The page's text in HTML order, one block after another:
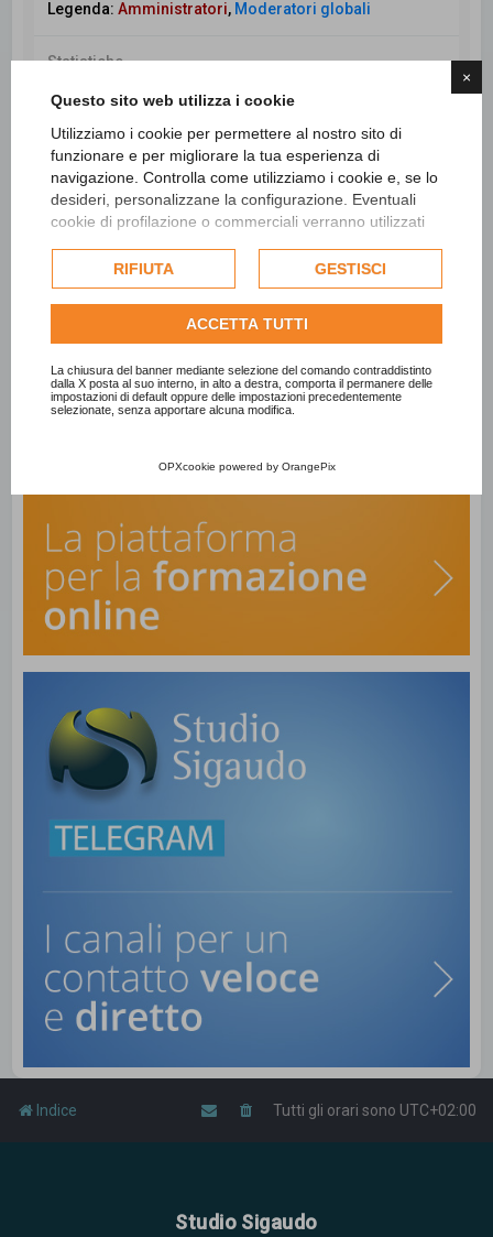
×
Questo sito web utilizza i cookie
Utilizziamo i cookie per permettere al nostro sito di
funzionare e per migliorare la tua esperienza di
navigazione. Controlla come utilizziamo i cookie e, se lo
desideri, personalizzane la configurazione. Eventuali
cookie di profilazione o commerciali verranno utilizzati
dell'utente e, se consentito, potrebbero essere utilizzati
per personalizzare gli annunci pubblicitari. Per ulteriori
informazioni su come Google utilizza i dati raccolti,
politica sulla privacy di Google
Consulta l'informativa cookie completa.
RIFIUTA GESTISCI
ACCETTA TUTTI
La chiusura del banner mediante selezione del comando contraddistinto
dalla X posta al suo interno, in alto a destra, comporta il permanere delle
impostazioni di default oppure delle impostazioni precedentemente
selezionate, senza apportare alcuna modifica.
OPXcookie powered by OrangePix
Legenda:Amministratori, Moderatori globali
Statistiche
Totale messaggi98436• Totale argomenti
CercaRicerca avanzata
Indice Tutti gli orari sono UTC+02:00
Studio Sigaudo